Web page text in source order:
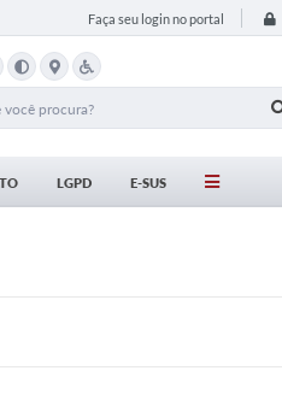
Faça seu login no portal
LGPD E-SUS